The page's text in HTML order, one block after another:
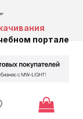
портале